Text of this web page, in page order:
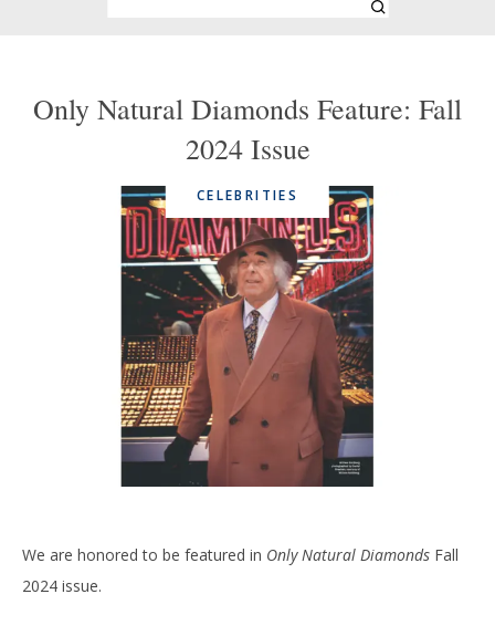
Only Natural Diamonds Feature: Fall
2024 Issue
CELEBRITIES
We are honored to be featured in Only Natural Diamonds Fall
2024 issue.